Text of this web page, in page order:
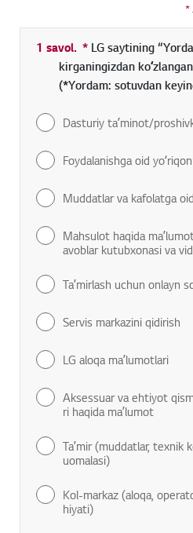
*
1 savol. * Toʻldirish shart
LG saytining
kirganingizdan
(*Yordam: sotuvdan
Dasturiy taʼminot/
Foydalanishga oid
Muddatlar va kafolatga
Mahsulot haqida
avoblar kutubxonasi va
Taʼmirlash uchun onlayn
Servis markazini qidirish
LG aloqa maʼlumotlari
Aksessuar va ehtiyot
ri haqida maʼlumot
Taʼmir (muddatlar, texnik
uomalasi)
Kol-markaz (aloqa,
hiyati)